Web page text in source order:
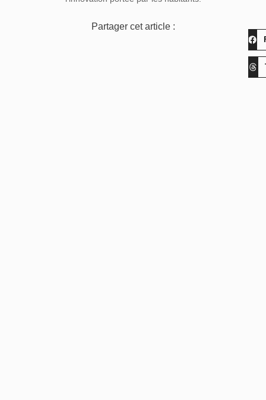
Partager cet article :